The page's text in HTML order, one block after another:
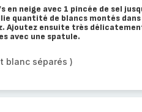
neige avec 1 pincée de sel
quantité de blancs montés
Ajoutez ensuite très
avec une spatule.
blanc séparés )